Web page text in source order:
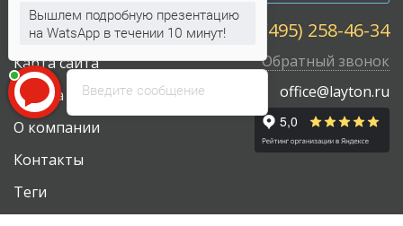
Собственникам
Карта сайта
Работа у нас
О компании
Контакты
Теги
+7 (495) 258-46-34
Обратный звонок
office@layton.ru
Введите сообщение
Вышлем подробную презентацию
на WatsApp в течении 10 минут!